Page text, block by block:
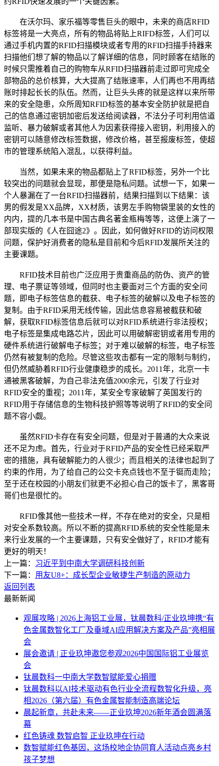
在沃尔玛、家乐福等零售巨头的眼中，未来的商店RFID
标签将是一大亮点，所有的物品将贴上RIFD标签，人们可以
通过手机内置的RFID扫描模块或者专用的RFID扫描手持器来
扫描他们想了解的物品以了解详细的信息，同时顾客在结账的
时候只需推着自己的购物车从RFID扫描器前走过即可完成全
部物品的总价核算，大大提高了结账速率，人们再也不用再结
账时排起长长的队伍。然而，让巨头头疼的就是这样以来所带
来的安全隐患，众所周知RFID标签的基本安全防护就是把自
己的信息通过密钥加密后发送给阅读器，不法分子可利用信道
监听、暴力破解或者其他人为因素获得接入密钥，利用接入的
密钥可以随意修改标签数据，修改价格，甚至报废标签，使超
市的管理系统陷入混乱，以获得利益。
当然，如果未来的物品都贴上了RFID标签，另外一个比
较突出的问题就会显现，那便是隐私问题。试想一下，如果一
个人暴漏在了一台RFID扫描器前，结果扫描到以下结果：该
男的假发是XX品牌，XX材质，该男左手购物袋里装的女性的
内内，提的几本书是中国古典名著金瓶梅等等，这便上演了一
部现实版的《人在囧途2》。因此，如何做好RFID的访问权限
问题，保护好消费者的隐私是目前和今后RFID发展所关注的
主要课题。
RFID技术目前也广泛应用于贵重商品的防伪、资产的管
理、电子票证等领域，但同时也主要面对三个方面的安全问
题，即电子标签信息的截获、电子标签的破解以及电子标签的
复制。由于RFID采用无线传输，因此信息容易被截获和破
解，获取RFID标签信息后就可以对RFID系统进行非法授权；
电子标签是集成电路芯片，因此可以用破解密钥或者用专用的
硬件系统进行破解电子标签；对于难以破解的标签，电子标签
仍然有被复制的危险。尽管这些攻击都有一定的限制与制约，
但仍然威胁着RFID行业健康稳步的成长。2011年，北京一卡
通被黑客破解，为自己非法充值2000余元，引发了行业对
RFID安全的重视；2011年，某安全专家破解了英国发行的
RFID用于存储信息的生物科技护照等等说明了RFID的安全问
题不容小觑。
虽然RFID卡存在有安全问题，但是对于普通的大众来说
还不足为虑。首先，行业对于RFID产品的安全性已经采取严
密的措施，具有破解能力的人很少；而且相关的法律也起到了
约束的作用，为了给自己的公交卡充点钱也不至于铤而走险；
至于还在校园的小朋友们就更不必担心自己的饭卡了，黑客哥
哥们也是很忙的。
RFID像其他一些技术一样，不存在绝对的安全，只是相
对安全系数较高。所以不断的提高RFID系统的安全性能是未
来行业发展的一个主要课题，只有安全做好了，RFID才能有
更好的明天！
上一篇： 习近平到中南大学调研科技创新
下一篇： 用友U8+：成长型企业敏捷生产制造的原动力
返回列表
最新新闻
观展攻略 | 2026上海铝工业展，钛晨数科/正业玖坤携“有
色金属数智化工厂及垂域AI应用解决方案及产品”亮相展
会
展会邀请 | 正业玖坤邀您参观2026中国国际铝工业展览
会
钛晨数科一中南大学数智赋能爱心捐赠
钛晨数科以AI技术驱动有色行业全流程数智化升级，亮
相2026（第六届）有色金属智能制造高端论坛
晨起新章，共赴未来——正业玖坤2026新年酒会圆满落
幕
红色铸魂 数智启智 正业玖坤在行动
数智赋能红色基因，这场校地企协同育人活动点亮乡村
孩子梦想